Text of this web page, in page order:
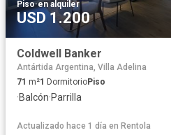
Piso·en alquiler
USD 1.200
Coldwell Banker
Antártida Argentina, Villa Adelina
71 m²1 DormitorioPiso
·Balcón·Parrilla
Actualizado hace 1 día en Rentola